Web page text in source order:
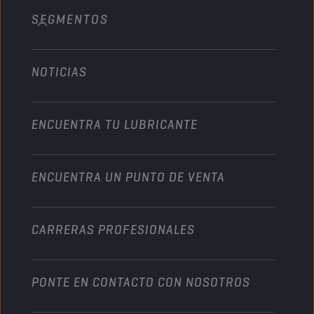
Vehículo pesado
Motocicleta y vehículo todoterreno
Industria
Naútica
Acerca de nosotros
Technology
Colaboraciones en deportes de motor
SEGMENTOS
Automóvil
Motocicleta
Servicio pesado
NOTICIAS
ENCUENTRA TU LUBRICANTE
ENCUENTRA UN PUNTO DE VENTA
CARRERAS PROFESIONALES
PONTE EN CONTACTO CON NOSOTROS